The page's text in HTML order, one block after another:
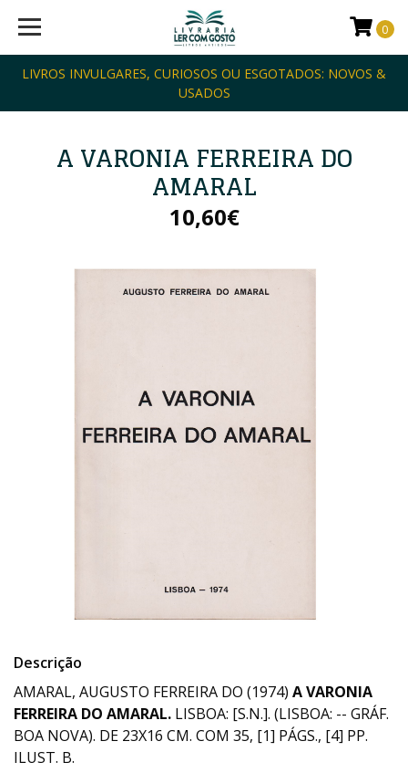
LIVROS INVULGARES, CURIOSOS OU ESGOTADOS: NOVOS &
USADOS
0
A VARONIA FERREIRA DO
AMARAL
10,60€
Descrição
AMARAL, AUGUSTO FERREIRA DO (1974) A VARONIA
FERREIRA DO AMARAL. LISBOA: [S.N.]. (LISBOA: -- GRÁF.
BOA NOVA). DE 23X16 CM. COM 35, [1] PÁGS., [4] PP.
ILUST. B.